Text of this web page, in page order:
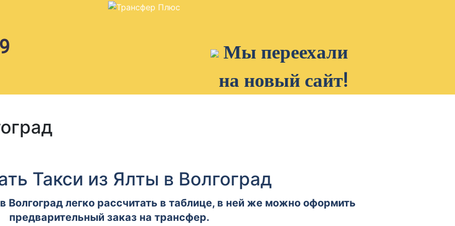
Мы переехали
на новый сайт!
Такси из Ялты в Волгоград
Волгоград легко рассчитать в таблице, в ней же можно оформить
предварительный заказ на трансфер.